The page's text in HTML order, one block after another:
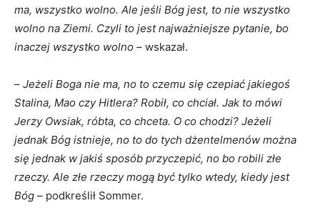
ma, wszystko wolno. Ale jeśli Bóg jest, to nie wszystko
wolno na Ziemi. Czyli to jest najważniejsze pytanie, bo
inaczej wszystko wolno – wskazał.
– Jeżeli Boga nie ma, no to czemu się czepiać jakiegoś
Stalina, Mao czy Hitlera? Robił, co chciał. Jak to mówi
Jerzy Owsiak, róbta, co chceta. O co chodzi? Jeżeli
jednak Bóg istnieje, no to do tych dżentelmenów można
się jednak w jakiś sposób przyczepić, no bo robili złe
rzeczy. Ale złe rzeczy mogą być tylko wtedy, kiedy jest
Bóg – podkreślił Sommer.